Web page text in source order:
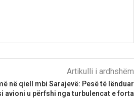
Artikulli i ardhshëm
në qiell mbi Sarajevë: Pesë të lënduar
avioni u përfshi nga turbulencat e forta